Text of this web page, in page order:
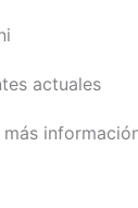
actuales